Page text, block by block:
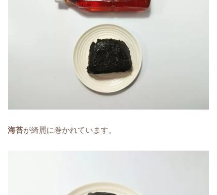
海苔が綺麗に巻かれています。